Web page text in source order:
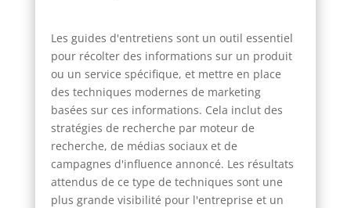
Les guides d'entretiens sont un outil essentiel
pour récolter des informations sur un produit
ou un service spécifique, et mettre en place
des techniques modernes de marketing
basées sur ces informations. Cela inclut des
stratégies de recherche par moteur de
recherche, de médias sociaux et de
campagnes d'influence annoncé. Les résultats
attendus de ce type de techniques sont une
plus grande visibilité pour l'entreprise et un